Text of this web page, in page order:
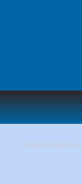
Regional